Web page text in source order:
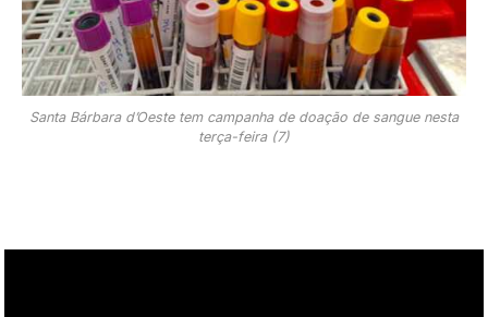
Santa Bárbara d’Oeste tem campanha de doação de sangue nesta
terça-feira (7)